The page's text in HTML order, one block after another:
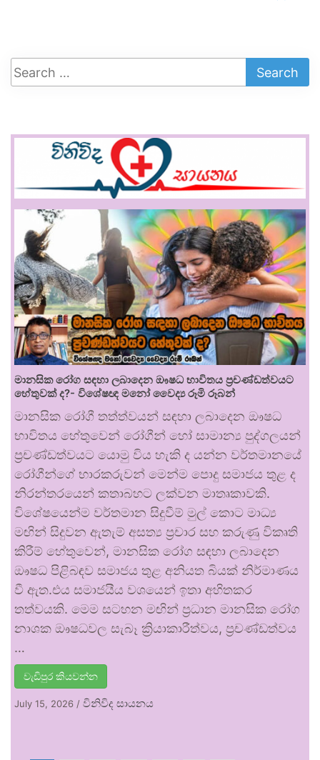
මානසික රෝග සඳහා ලබාදෙන ඖෂධ භාවිතය ප්‍රචණ්ඩත්වයට
හේතුවක් ද?- විශේෂඥ මනෝ වෛද්‍ය රූමි රූබන්
මානසික රෝගී තත්ත්වයන් සඳහා ලබාදෙන ඖෂධ
භාවිතය හේතුවෙන් රෝගීන් හෝ සාමාන්‍ය පුද්ගලයන්
ප්‍රචණ්ඩත්වයට යොමු විය හැකි ද යන්න වර්තමානයේ
රෝගීන්ගේ භාරකරුවන් මෙන්ම පොදු සමාජය තුළ ද
නිරන්තරයෙන් කතාබහට ලක්වන මාතෘකාවකි.
විශේෂයෙන්ම වර්තමාන සිදුවීම් මුල් කොට මාධ්‍ය
මඟින් සිදුවන ඇතැම් අසත්‍ය ප්‍රචාර සහ කරුණු විකෘති
කිරීම් හේතුවෙන්, මානසික රෝග සඳහා ලබාදෙන
ඖෂධ පිළිබඳව සමාජය තුළ අනියත බියක් නිර්මාණය
වී ඇත.එය සමාජයීය වශයෙන් ඉතා අහිතකර
තත්වයකි. මෙම සටහන මඟින් ප්‍රධාන මානසික රෝග
නාශක ඖෂධවල සැබෑ ක්‍රියාකාරීත්වය, ප්‍රචණ්ඩත්වය
…
වැඩිපුර කියවන්න
July 15, 2026 / විනිවිද සායනය